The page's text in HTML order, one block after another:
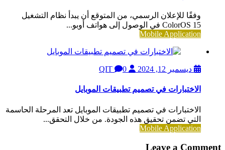
وفقًا للإعلان الرسمي، من المتوقع أن يبدأ نظام التشغيل
ColorOS 15 في الوصول إلى هواتف أوبو...
Mobile Application
ديسمبر 12, 2024 0
الاختبارات في تصميم تطبيقات الموبايل
الاختبارات في تصميم تطبيقات الموبايل تعد المرحلة الحاسمة
التي تضمن تحقيق هذه الجودة. من خلال التحقق...
Mobile Application
Leave a Comment